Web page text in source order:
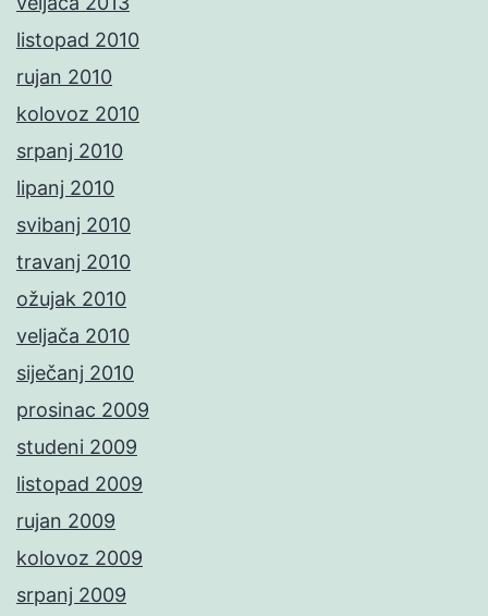
listopad 2010
rujan 2010
kolovoz 2010
srpanj 2010
lipanj 2010
svibanj 2010
travanj 2010
ožujak 2010
veljača 2010
siječanj 2010
prosinac 2009
studeni 2009
listopad 2009
rujan 2009
kolovoz 2009
srpanj 2009